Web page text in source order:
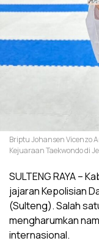
Briptu Johansen Vicenzo
Kejuaraan Taekwondo di
SULTENG RAYA –
jajaran Kepolisian
(Sulteng). Salah
mengharumkan
internasional.